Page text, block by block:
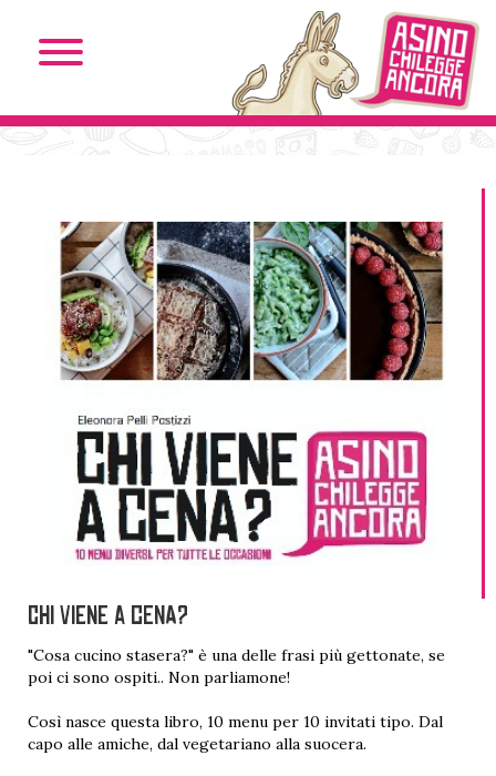
Chi viene a cena?
"Cosa cucino stasera?" è una delle frasi più gettonate, se
poi ci sono ospiti.. Non parliamone!
Così nasce questa libro, 10 menu per 10 invitati tipo. Dal
capo alle amiche, dal vegetariano alla suocera.